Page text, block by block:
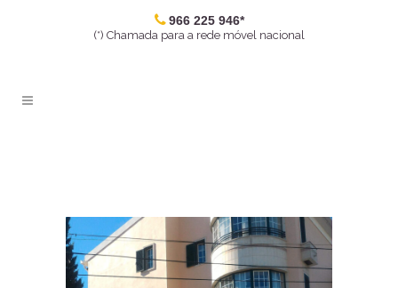
966 225 946*
(*) Chamada para a rede móvel nacional